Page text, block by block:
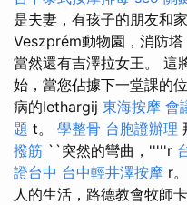
是夫妻，有孩子的朋友和
Veszprém動物園，消防
當然還有吉澤拉女王。 這
始，當您佔據下一堂課的
病的lethargij 東海按摩 會
題 t。 學整骨 台胞證辦理
撥筋 ``突然的彎曲，'''''r
證台中 台中輕井澤按摩 r。
人的生活，路德教會牧師